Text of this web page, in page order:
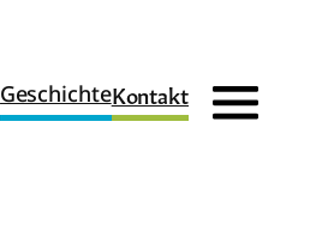
GeschichteKontakt